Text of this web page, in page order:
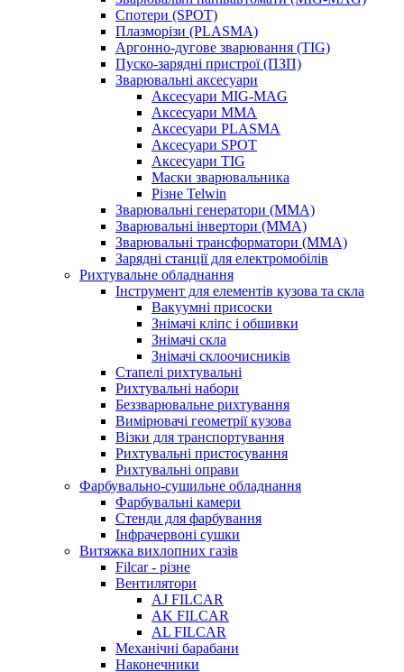
Спотери (SPOT)
Плазморізи (PLASMA)
Аргонно-дугове зварювання (TIG)
Пуско-зарядні пристрої (ПЗП)
Зварювальні аксесуари
Аксесуари MIG-MAG
Аксесуари MMA
Аксесуари PLASMA
Аксесуари SPOT
Аксесуари TIG
Маски зварювальника
Різне Telwin
Зварювальні генератори (MMA)
Зварювальні інвертори (MMA)
Зварювальні трансформатори (MMA)
Зарядні станції для електромобілів
Рихтувальне обладнання
Інструмент для елементів кузова та скла
Вакуумні присоски
Знімачі кліпс і обшивки
Знімачі скла
Знімачі склоочисників
Стапелі рихтувальні
Рихтувальні набори
Беззварювальне рихтування
Вимірювачі геометрії кузова
Візки для транспортування
Рихтувальні пристосування
Рихтувальні оправи
Фарбувально-сушильне обладнання
Фарбувальні камери
Стенди для фарбування
Інфрачервоні сушки
Витяжка вихлопних газів
Filcar - різне
Вентилятори
AJ FILCAR
AK FILCAR
AL FILCAR
Механічні барабани
Наконечники